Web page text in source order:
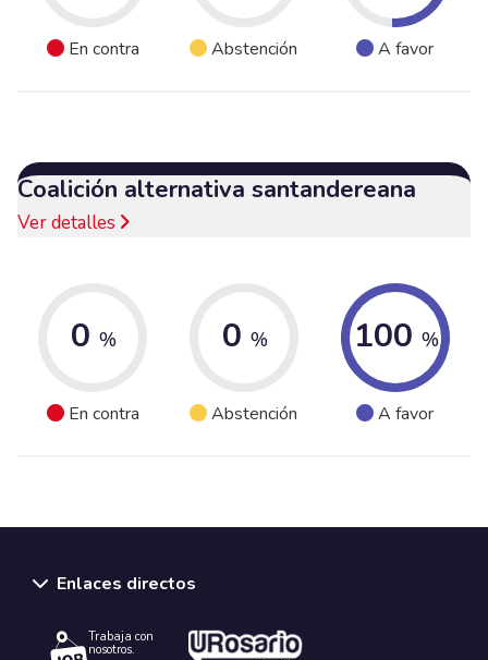
En contra Abstención A favor
Coalición alternativa santandereana
Ver detalles
0 %
En contra
0 %
Abstención
100 %
A favor
Enlaces directos
Trabaja con
nosotros.